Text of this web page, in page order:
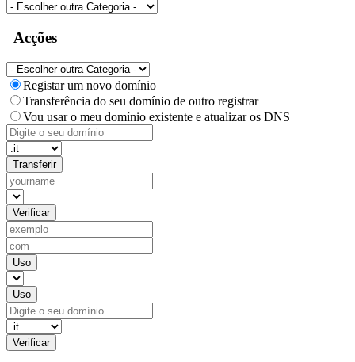
Acções
Registar um novo domínio
Transferência do seu domínio de outro registrar
Vou usar o meu domínio existente e atualizar os DNS
Transferir
Verificar
Uso
Uso
Verificar